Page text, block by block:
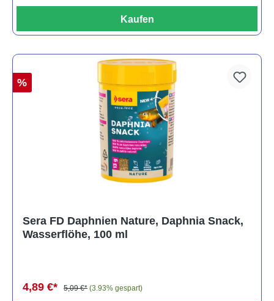
Kaufen
%
Sera FD Daphnien Nature, Daphnia Snack,
Wasserflöhe, 100 ml
4,89 €* 5,09 €* (3.93% gespart)